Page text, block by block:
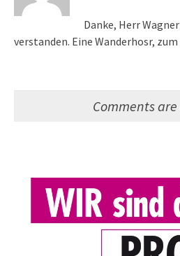
Danke, Herr
verstanden. Eine Wanderhosr,
Comments are